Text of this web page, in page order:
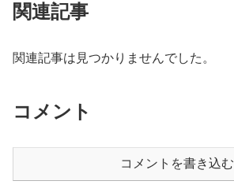
関連記事
関連記事は見つかりませんでした。
コメント
コメントを書き込む